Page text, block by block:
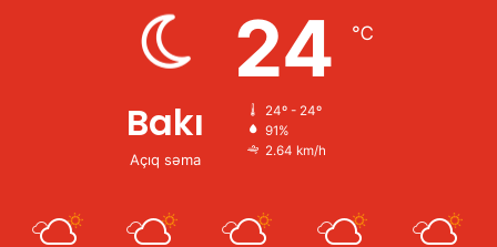
Bakı
Açıq səma
24 ℃
24º - 24º
91%
2.64 km/h